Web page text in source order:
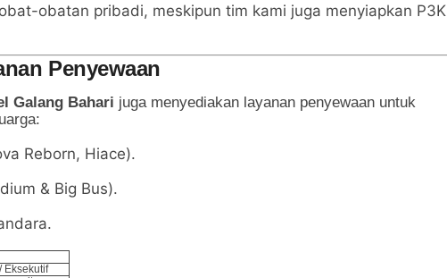
obatan pribadi, meskipun tim kami juga menyiapkan P3K
Penyewaan
Galang Bahari juga menyediakan layanan penyewaan untuk
Reborn, Hiace).
& Big Bus).
Eksekutif